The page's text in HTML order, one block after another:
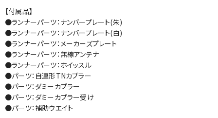
【付属品】
●ランナーパーツ：ナンバープレート(朱)
●ランナーパーツ：ナンバープレート(白)
●ランナーパーツ：メーカーズプレート
●ランナーパーツ：無線アンテナ
●ランナーパーツ：ホイッスル
●パーツ：自連形TNカプラー
●パーツ：ダミーカプラー
●パーツ：ダミーカプラー受け
●パーツ：補助ウエイト